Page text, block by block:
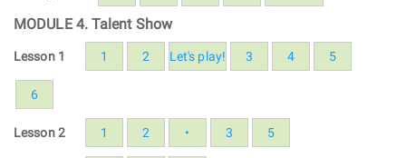
MODULE 4. Talent Show
Lesson 1 1 2 Let's play! 3 4 5
6
Lesson 2 1 2 • 3 5